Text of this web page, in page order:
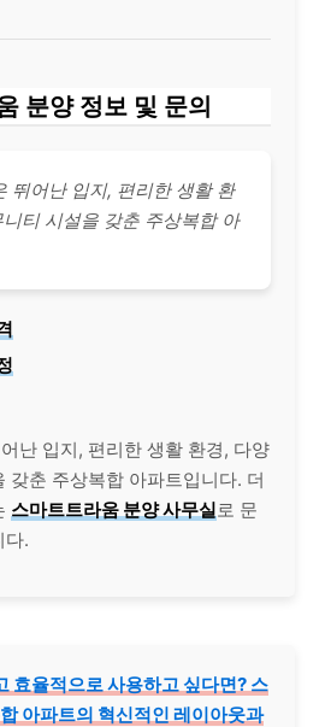
분양 정보 및 문의
뛰어난 입지, 편리한 생활 환
티 시설을 갖춘 주상복합 아
난 입지, 편리한 생활 환경, 다양
갖춘 주상복합 아파트입니다. 더
스마트트라움 분양 사무실로 문
다.
효율적으로 사용하고 싶다면? 스
아파트의 혁신적인 레이아웃과